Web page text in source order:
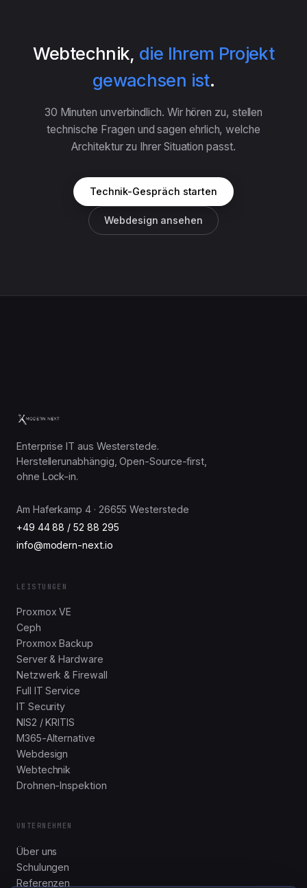
Webtechnik, die Ihrem Projekt
gewachsen ist.
30 Minuten unverbindlich. Wir hören zu, stellen
technische Fragen und sagen ehrlich, welche
Architektur zu Ihrer Situation passt.
Technik-Gespräch starten
Webdesign ansehen
Enterprise IT aus Westerstede.
Herstellerunabhängig, Open-Source-first,
ohne Lock-in.
Am Haferkamp 4 · 26655 Westerstede
+49 44 88 / 52 88 295
info@modern-next.io
LEISTUNGEN
Proxmox VE
Ceph
Proxmox Backup
Server & Hardware
Netzwerk & Firewall
Full IT Service
IT Security
NIS2 / KRITIS
M365-Alternative
Webdesign
Webtechnik
Drohnen-Inspektion
UNTERNEHMEN
Über uns
Schulungen
Referenzen